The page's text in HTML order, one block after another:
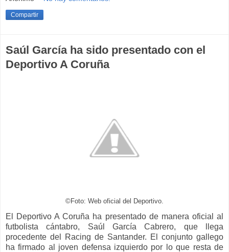
Compartir
Saúl García ha sido presentado con el
Deportivo A Coruña
©Foto: Web oficial del Deportivo.
El Deportivo A Coruña ha presentado de manera oficial al
futbolista cántabro, Saúl García Cabrero, que llega
procedente del Racing de Santander. El conjunto gallego
ha firmado al joven defensa izquierdo por lo que resta de